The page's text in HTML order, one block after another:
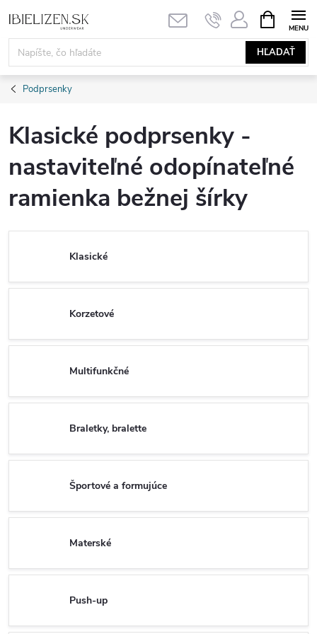
na
obsah
HĽADAŤ
KOŠÍK
Podprsenky
Klasické podprsenky -
nastaviteľné odopínateľné
ramienka bežnej šírky
Klasické
Korzetové
Multifunkčné
Braletky, bralette
Športové a formujúce
Materské
Push-up